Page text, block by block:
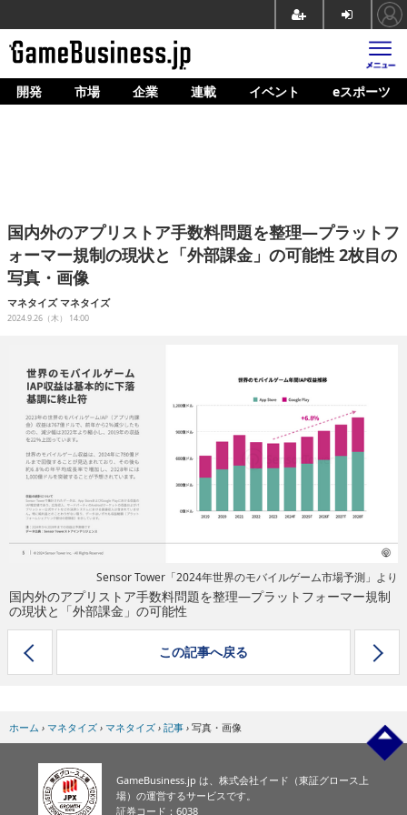
ホーム
企業動向
人材育成
産業政策
イベント/セミナー
eスポーツ
開発 市場 企業 連載 イベント eスポーツ
国内外のアプリストア手数料問題を整理―プラットフ
ォーマー規制の現状と「外部課金」の可能性 2枚目の
写真・画像
マネタイズ マネタイズ
2024.9.26（木） 14:00
Sensor Tower「2024年世界のモバイルゲーム市場予測」より
国内外のアプリストア手数料問題を整理―プラットフォーマー規制
の現状と「外部課金」の可能性
この記事へ戻る
ホーム › マネタイズ › マネタイズ › 記事 › 写真・画像
GameBusiness.jp は、株式会社イード（東証グロース上
場）の運営するサービスです。
証券コード：6038